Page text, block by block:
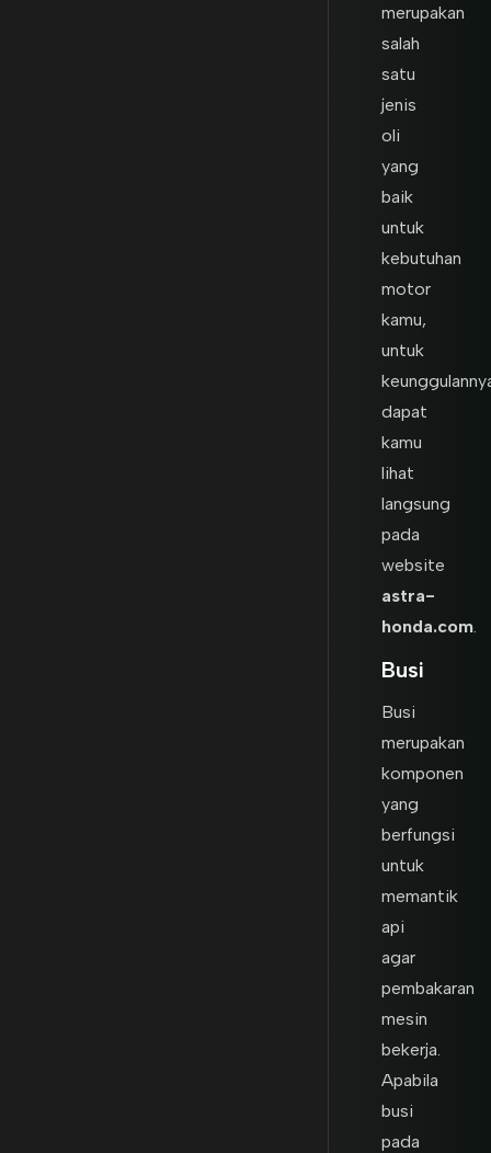
merupakan
salah
satu
jenis
oli
yang
baik
untuk
kebutuhan
motor
kamu,
untuk
dapat
kamu
lihat
langsung
pada
website
astra-
honda.com
Busi
Busi
merupakan
komponen
yang
berfungsi
untuk
memantik
api
agar
pembakaran
mesin
bekerja.
Apabila
busi
pada